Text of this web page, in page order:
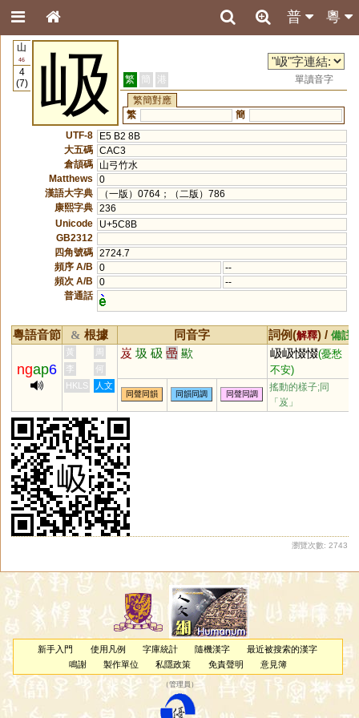
粵
普
山
46
4
(7)
岋 繁 簡 港
單讀音字
繁簡對應
繁
簡
UTF-8
E5 B2 8B
大五碼 CAC3
倉頡碼
山弓竹水
Matthews
0
漢語大字典
（一版）0764；（二版）786
康熙字典 236
Unicode
U+5C8B
GB2312
四角號碼 2724.7
頻序 A/B
0
--
頻次 A/B
0
--
普通話
粵語音節 & 根據 同音字 詞例(解釋) / 備註
ngap6
黃 周 岌 圾 砐 喦 歞 岋岋惙惙(憂愁
不安)
李
何
HKLS
人文
同聲同韻 同韻同調 同聲同調
搖動的樣子;同
「 岌 」
瀏覽次數: 2743
新手入門 使用凡例 字庫統計 隨機漢字
最近被搜索的漢字
鳴謝
製作單位 私隱政策 免責聲明 意見簿
（管理員 ）